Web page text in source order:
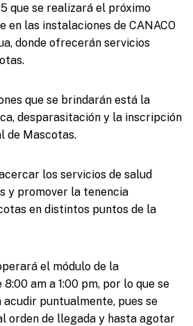
que se realizará el próximo
en las instalaciones de CANACO
donde ofrecerán servicios
que se brindarán está la
desparasitación y la inscripción
de Mascotas.
los servicios de salud
y promover la tenencia
en distintos puntos de la
el módulo de la
am a 1:00 pm, por lo que se
acudir puntualmente, pues se
orden de llegada y hasta agotar